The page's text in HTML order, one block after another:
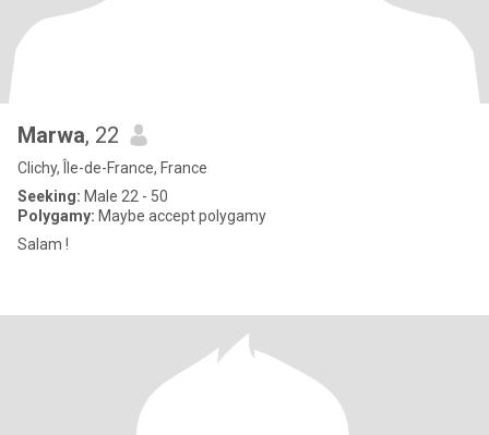
Marwa, 22
Clichy, Île-de-France, France
Seeking: Male 22 - 50
Polygamy: Maybe accept polygamy
Salam !